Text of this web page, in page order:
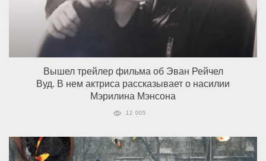
Вышел трейлер фильма об Эван Рейчел
Вуд. В нем актриса рассказывает о насилии
Мэрилина Мэнсона
12 005